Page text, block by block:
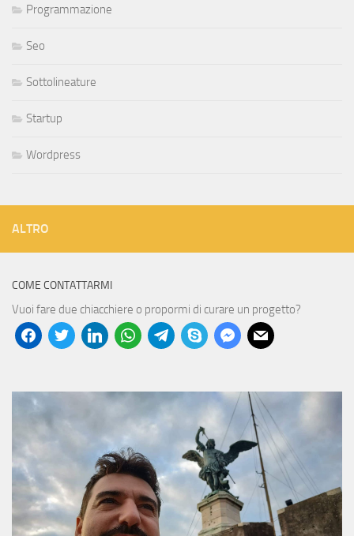
Programmazione
Seo
Sottolineature
Startup
Wordpress
ALTRO
COME CONTATTARMI
Vuoi fare due chiacchiere o propormi di curare un progetto?
facebooktwitter linkedinwhatsapptelegramskype messenger
mail